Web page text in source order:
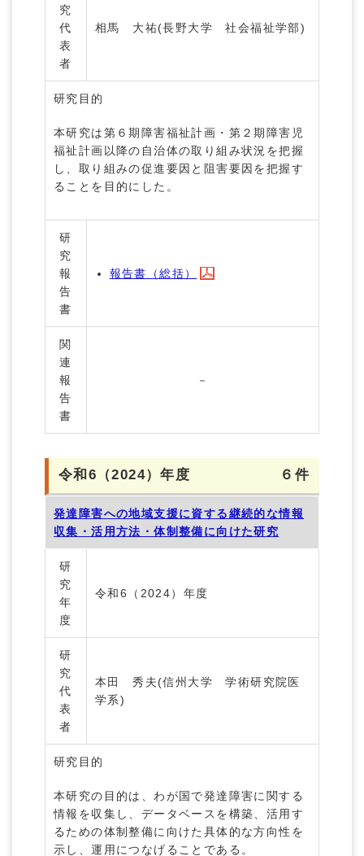
究
代
表
者
相馬 大祐(長野大学 社会福祉学部)
研究目的
本研究は第６期障害福祉計画・第２期障害児
福祉計画以降の自治体の取り組み状況を把握
し、取り組みの促進要因と阻害要因を把握す
ることを目的にした。
研
究
報
告
書
報告書（総括）
関
連
報
告
書
－
令和6（2024）年度 ６件
発達障害への地域支援に資する継続的な情報
収集・活用方法・体制整備に向けた研究
研
究
年
度
令和6（2024）年度
研
究
代
表
者
本田 秀夫(信州大学 学術研究院医
学系)
研究目的
本研究の目的は、わが国で発達障害に関する
情報を収集し、データベースを構築、活用す
るための体制整備に向けた具体的な方向性を
示し、運用につなげることである。